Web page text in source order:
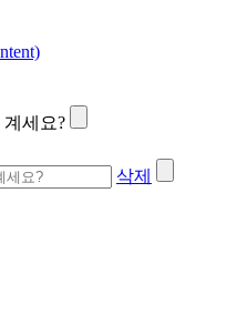
세요?
삭제